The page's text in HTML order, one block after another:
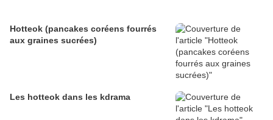
Hotteok (pancakes coréens fourrés
aux graines sucrées)
Les hotteok dans les kdrama